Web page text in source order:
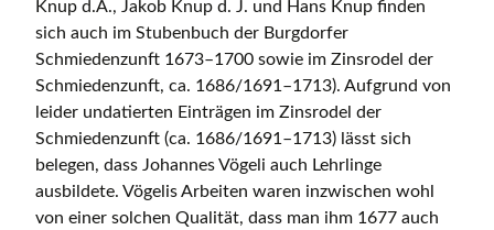
Knup d.Ä., Jakob Knup d. J. und Hans Knup finden
sich auch im Stubenbuch der Burgdorfer
Schmiedenzunft 1673–1700 sowie im Zinsrodel der
Schmiedenzunft, ca. 1686/1691–1713). Aufgrund von
leider undatierten Einträgen im Zinsrodel der
Schmiedenzunft (ca. 1686/1691–1713) lässt sich
belegen, dass Johannes Vögeli auch Lehrlinge
ausbildete. Vögelis Arbeiten waren inzwischen wohl
von einer solchen Qualität, dass man ihm 1677 auch